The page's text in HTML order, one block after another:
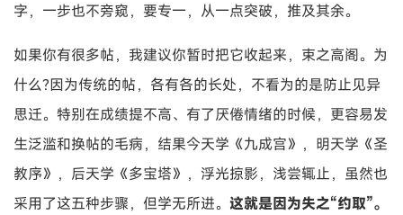
字，一步也不旁窥，要专一，从一点突破，推及其余。
如果你有很多帖，我建议你暂时把它收起来，束之高阁。为
什么?因为传统的帖，各有各的长处，不看为的是防止见异
思迁。特别在成绩提不高、有了厌倦情绪的时候，更容易发
生泛滥和换帖的毛病，结果今天学《九成宫》，明天学《圣
教序》，后天学《多宝塔》，浮光掠影，浅尝辄止，虽然也
采用了这五种步骤，但学无所进。 这就是因为失之“约取”。